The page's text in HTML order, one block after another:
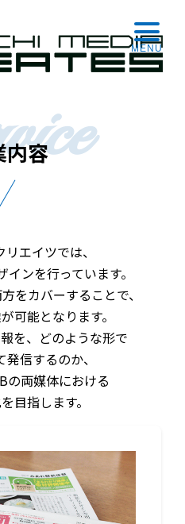
MENU
内容
エイツでは、
ンを行っています。
をカバーすることで、
可能となります。
を、どのような形で
信するのか、
の両媒体における
目指します。